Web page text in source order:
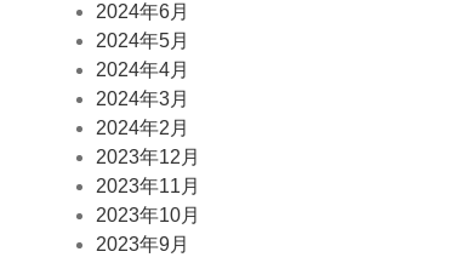
2024年6月
2024年5月
2024年4月
2024年3月
2024年2月
2023年12月
2023年11月
2023年10月
2023年9月